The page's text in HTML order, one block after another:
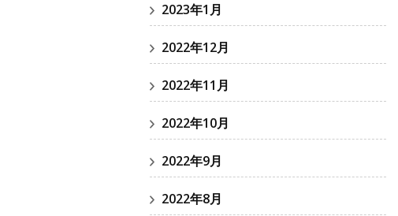
2023年1月
2022年12月
2022年11月
2022年10月
2022年9月
2022年8月